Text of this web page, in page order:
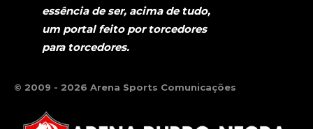
essência de ser, acima de tudo,
um portal feito por torcedores
para torcedores.
© 2009 - 2026 Arena Sports Comunicações